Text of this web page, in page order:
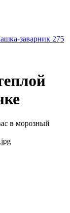
заварник 275
в морозный